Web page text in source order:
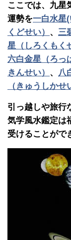
ここでは、九星
運勢を一白水星
くどせい） 、 三
星（しろくもく
六白金星（ろっ
きんせい） 、 八
（きゅうしかせ
引っ越しや旅行
気学風水鑑定は
受けることがで